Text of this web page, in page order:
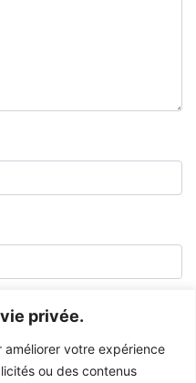
privée.
améliorer votre expérience
ou des contenus